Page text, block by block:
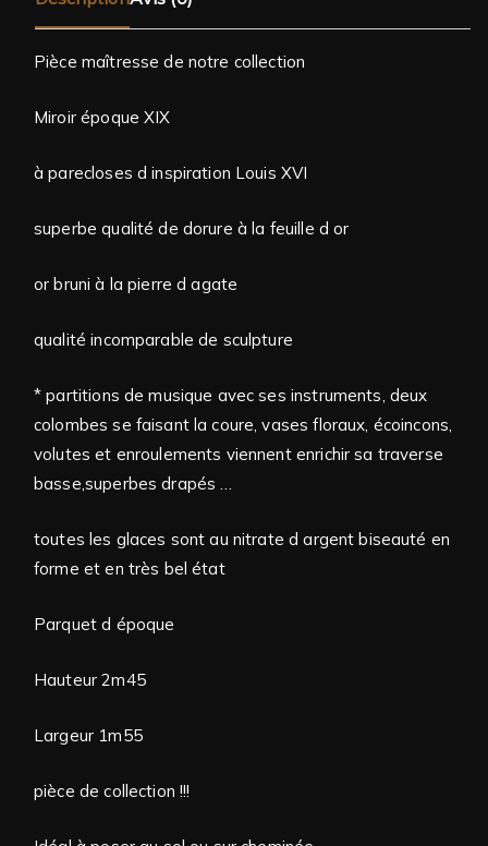
Pièce maîtresse de notre collection
Miroir époque XIX
à parecloses d inspiration Louis XVI
superbe qualité de dorure à la feuille d or
or bruni à la pierre d agate
qualité incomparable de sculpture
* partitions de musique avec ses instruments, deux
colombes se faisant la coure, vases floraux, écoincons,
volutes et enroulements viennent enrichir sa traverse
basse,superbes drapés …
toutes les glaces sont au nitrate d argent biseauté en
forme et en très bel état
Parquet d époque
Hauteur 2m45
Largeur 1m55
pièce de collection !!!